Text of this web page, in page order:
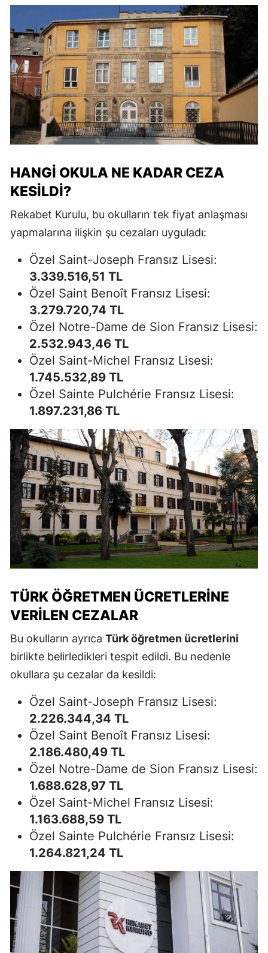
HANGI OKULA NE KADAR CEZA
KESILDI?
Rekabet Kurulu, bu okulların tek fiyat anlaşması
yapmalarına ilişkin şu cezaları uyguladı:
Özel Saint-Joseph Fransız Lisesi:
3.339.516,51 TL
Özel Saint Benoît Fransız Lisesi:
3.279.720,74 TL
Özel Notre-Dame de Sion Fransız Lisesi:
2.532.943,46 TL
Özel Saint-Michel Fransız Lisesi:
1.745.532,89 TL
Özel Sainte Pulchérie Fransız Lisesi:
1.897.231,86 TL
TÜRK ÖĞRETMEN ÜCRETLERINE
VERILEN CEZALAR
Bu okulların ayrıca Türk öğretmen ücretlerini
birlikte belirledikleri tespit edildi. Bu nedenle
okullara şu cezalar da kesildi:
Özel Saint-Joseph Fransız Lisesi:
2.226.344,34 TL
Özel Saint Benoît Fransız Lisesi:
2.186.480,49 TL
Özel Notre-Dame de Sion Fransız Lisesi:
1.688.628,97 TL
Özel Saint-Michel Fransız Lisesi:
1.163.688,59 TL
Özel Sainte Pulchérie Fransız Lisesi:
1.264.821,24 TL